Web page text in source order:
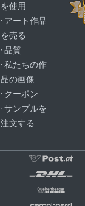
を使用
· アート作品
を売る
· 品質
· 私たちの作
品の画像
· クーポン
· サンプルを
注文する